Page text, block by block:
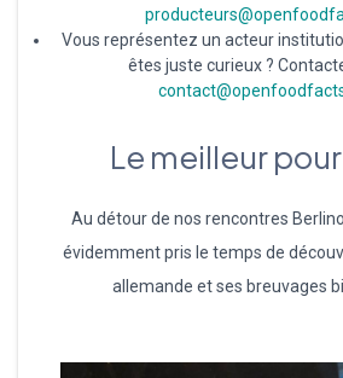
Vous représentez un acteur
êtes juste curieux ?
Le meilleur pour
Au détour de nos rencontres
évidemment pris le temps de
allemande et ses breuvages